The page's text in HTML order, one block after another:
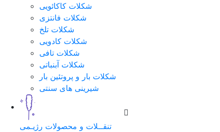
شکلات کاکائویی
شکلات فانتزی
شکلات تلخ
شکلات کادویی
شکلات تافی
شکلات آبنباتی
شکلات بار و پروتئین بار
شیرینی های سنتی
تنقــلات و محصولات رژیـمی